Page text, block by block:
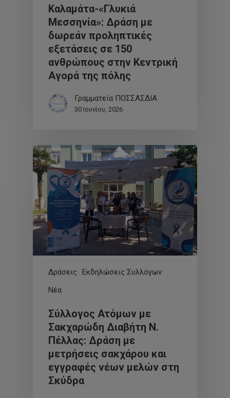
Καλαμάτα-«Γλυκιά
Μεσσηνία»: Δράση με
δωρεάν προληπτικές
εξετάσεις σε 150
ανθρώπους στην Κεντρική
Αγορά της πόλης
Γραμματεία ΠΟΣΣΑΣΔΙΑ
30 Ιουνίου, 2026
Δράσεις
Εκδηλώσεις Συλλόγων
Νέα
Σύλλογος Ατόμων με
Σακχαρώδη Διαβήτη Ν.
Πέλλας: Δράση με
μετρήσεις σακχάρου και
εγγραφές νέων μελών στη
Σκύδρα